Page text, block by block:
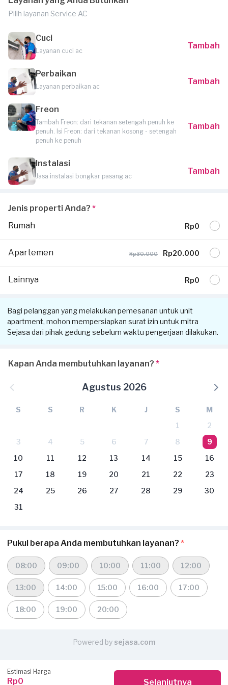
Pilih layanan Service AC
Cuci
Layanan cuci ac
Tambah
Perbaikan
Layanan perbaikan ac
Tambah
Freon
Tambah Freon: dari tekanan setengah penuh ke
penuh. Isi Freon: dari tekanan kosong - setengah
penuh ke penuh
Tambah
Instalasi
Jasa instalasi bongkar pasang ac
Tambah
Jenis properti Anda? *
Rumah
Rp0
Apartemen Rp30.000 Rp20.000
Lainnya Rp0
Bagi pelanggan yang melakukan pemesanan untuk unit
apartment, mohon mempersiapkan surat izin untuk mitra
Sejasa dari pihak gedung sebelum waktu pengerjaan dilakukan.
Kapan Anda membutuhkan layanan? *
Agustus 2026
S S R K J S
M
1
2
3
4 5 6 7 8
9
10
11 12 13 14 15
16
17
18 19 20 21 22
23
24
25 26 27 28 29
30
31
Pukul berapa Anda membutuhkan layanan? *
08:00 09:00 10:00 11:00 12:00
13:00 14:00 15:00 16:00 17:00
18:00 19:00 20:00
Powered bysejasa.com
Estimasi Harga
Rp0 Selanjutnya